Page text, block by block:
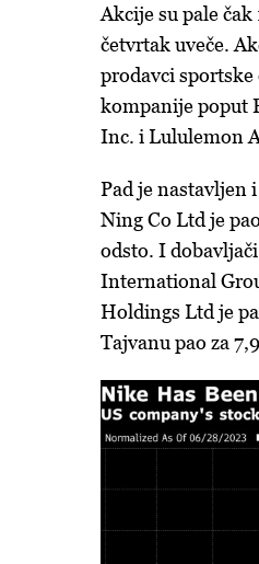
Akcije su pale
četvrtak uveče.
prodavci
kompanije poput
Inc. i Lululemon
Pad je nastavljen
Ning Co Ltd je
odsto. I
International
Holdings Ltd je
Tajvanu pao za